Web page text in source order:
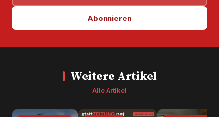
Abonnieren
Weitere Artikel
Alle Artikel